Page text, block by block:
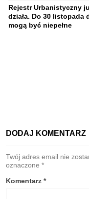
Rejestr Urbanistyczny
działa. Do 30 listopada
mogą być niepełne
DODAJ KOMENTARZ
Twój adres email nie
oznaczone *
Komentarz *